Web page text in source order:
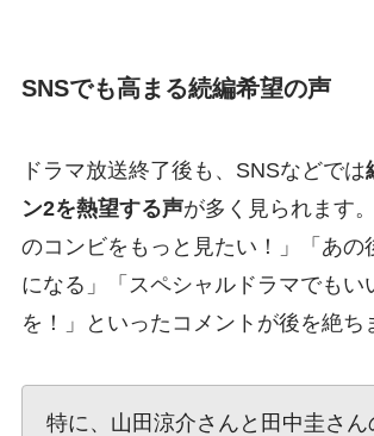
SNSでも高まる続編希望の声
ドラマ放送終了後も、SNSなどでは
ン2を熱望する声が多く見られます
のコンビをもっと見たい！」「あの
になる」「スペシャルドラマでもい
を！」といったコメントが後を絶ち
特に、山田涼介さんと田中圭さ